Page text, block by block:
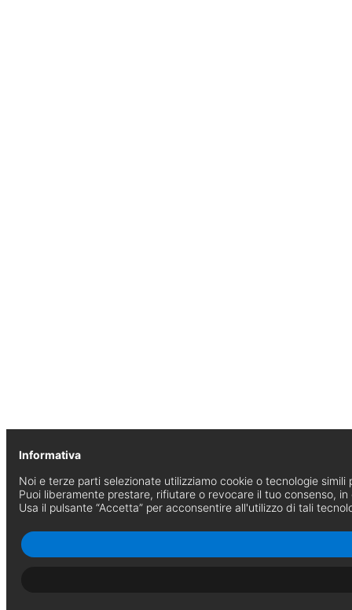
Informativa
Noi e terze parti selezionate utilizziamo cookie o tecnologie
Puoi liberamente prestare, rifiutare o revocare il tuo consenso, in
Usa il pulsante “Accetta” per acconsentire all'utilizzo di tali